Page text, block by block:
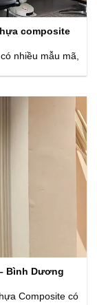
composite
nhiều mẫu mã,
Bình Dương
Composite có